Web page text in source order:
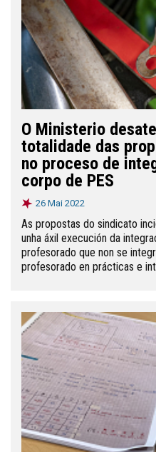
O Ministerio
totalidade das
no proceso de
corpo de PES
26 Mai 2022
As propostas do sindicato
unha áxil execución da
profesorado que non se
profesorado en prácticas e